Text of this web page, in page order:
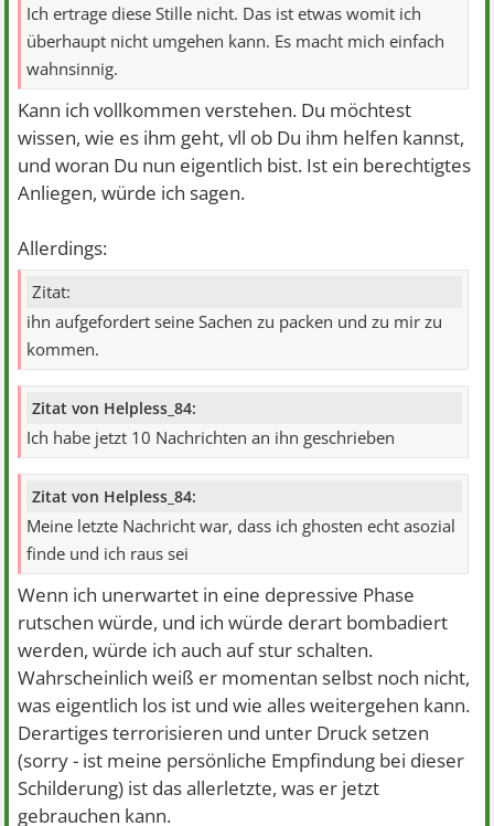
Ich ertrage diese Stille nicht. Das ist etwas womit ich
überhaupt nicht umgehen kann. Es macht mich einfach
wahnsinnig.
Kann ich vollkommen verstehen. Du möchtest
wissen, wie es ihm geht, vll ob Du ihm helfen kannst,
und woran Du nun eigentlich bist. Ist ein berechtigtes
Anliegen, würde ich sagen.
Allerdings:
Zitat:
ihn aufgefordert seine Sachen zu packen und zu mir zu
kommen.
Zitat von Helpless_84:
Ich habe jetzt 10 Nachrichten an ihn geschrieben
Zitat von Helpless_84:
Meine letzte Nachricht war, dass ich ghosten echt asozial
finde und ich raus sei
Wenn ich unerwartet in eine depressive Phase
rutschen würde, und ich würde derart bombadiert
werden, würde ich auch auf stur schalten.
Wahrscheinlich weiß er momentan selbst noch nicht,
was eigentlich los ist und wie alles weitergehen kann.
Derartiges terrorisieren und unter Druck setzen
(sorry - ist meine persönliche Empfindung bei dieser
Schilderung) ist das allerletzte, was er jetzt
gebrauchen kann.